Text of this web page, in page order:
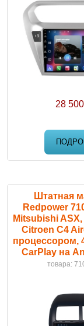
28
Штатная
Redpower
Mitsubishi
Citroen C4
процессором,
CarPlay на
товара: